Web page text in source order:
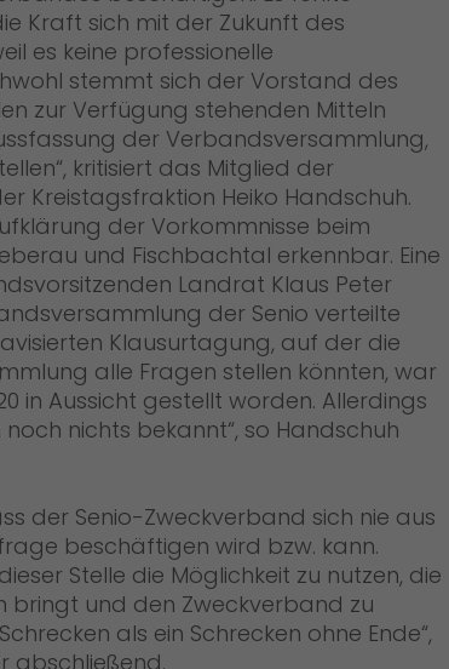
Kraft sich mit der Zukunft des
es keine professionelle
stemmt sich der Vorstand des
zur Verfügung stehenden Mitteln
der Verbandsversammlung,
kritisiert das Mitglied der
Kreistagsfraktion Heiko Handschuh.
der Vorkommnisse beim
und Fischbachtal erkennbar. Eine
Landrat Klaus Peter
der Senio verteilte
Klausurtagung, auf der die
alle Fragen stellen könnten, war
in Aussicht gestellt worden. Allerdings
nichts bekannt“, so Handschuh
der Senio-Zweckverband sich nie aus
beschäftigen wird bzw. kann.
Stelle die Möglichkeit zu nutzen, die
bringt und den Zweckverband zu
als ein Schrecken ohne Ende“,
abschließend.